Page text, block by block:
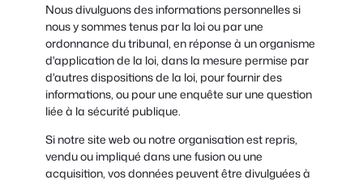
Nous divulguons des informations personnelles si
nous y sommes tenus par la loi ou par une
ordonnance du tribunal, en réponse à un organisme
d'application de la loi, dans la mesure permise par
d'autres dispositions de la loi, pour fournir des
informations, ou pour une enquête sur une question
liée à la sécurité publique.
Si notre site web ou notre organisation est repris,
vendu ou impliqué dans une fusion ou une
acquisition, vos données peuvent être divulguées à